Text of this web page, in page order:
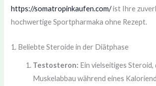
https://somatropinkaufen.com/ist Ihre
hochwertige Sportpharmaka ohne Rezept.
1. Beliebte Steroide in der Diätphase
Testosteron: Ein vielseitiges Steroid,
Muskelabbau während eines